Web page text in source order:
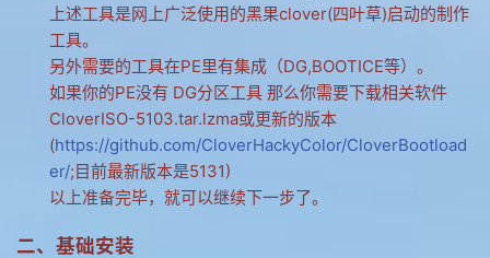
归档
留言
上述工具是网上广泛使用的黑果clover(四叶草)启动的制作
工具。
另外需要的工具在PE里有集成（DG,BOOTICE等）。
如果你的PE没有 DG分区工具 那么你需要下载相关软件
CloverISO-5103.tar.lzma或更新的版本
(https://github.com/CloverHackyColor/CloverBootload
er/;目前最新版本是5131)
以上准备完毕，就可以继续下一步了。
二、基础安装